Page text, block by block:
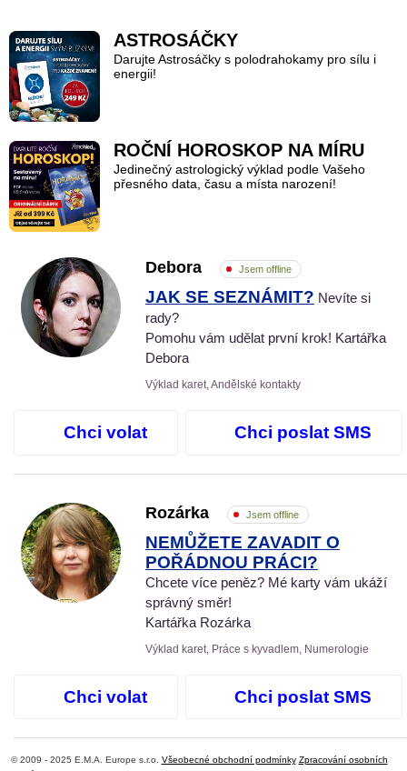
ASTROSÁČKY
Darujte Astrosáčky s polodrahokamy pro sílu i
energii!
ROČNÍ HOROSKOP NA MÍRU
Jedinečný astrologický výklad podle Vašeho
přesného data, času a místa narození!
Debora Jsem offline
JAK SE SEZNÁMIT? Nevíte si
rady?
Pomohu vám udělat první krok! Kartářka
Debora
Výklad karet, Andělské kontakty
Chci volat Chci poslat SMS
Rozárka Jsem offline
NEMŮŽETE ZAVADIT O
POŘÁDNOU PRÁCI?
Chcete více peněz? Mé karty vám ukáží
správný směr!
Kartářka Rozárka
Výklad karet, Práce s kyvadlem, Numerologie
Chci volat Chci poslat SMS
© 2009 - 2025 E.M.A. Europe s.r.o. Všeobecné obchodní podmínky Zpracování osobních